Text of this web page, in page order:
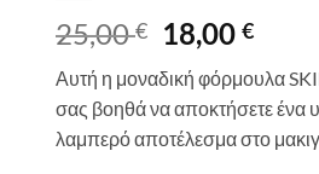
25,00€
Original
price
was:
25,00 €.
18,00€Η
τιμή
Αυτή η μοναδική φόρμουλα
σας βοηθά να αποκτήσετε ένα
λαμπερό αποτέλεσμα στο